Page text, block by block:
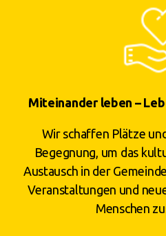
Miteinander leben –
Wir schaffen Plätze
Begegnung, um das
Austausch in der
Veranstaltungen und
Menschen